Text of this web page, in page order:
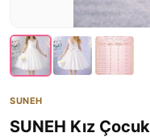
SUNEH
SUNEH Kız